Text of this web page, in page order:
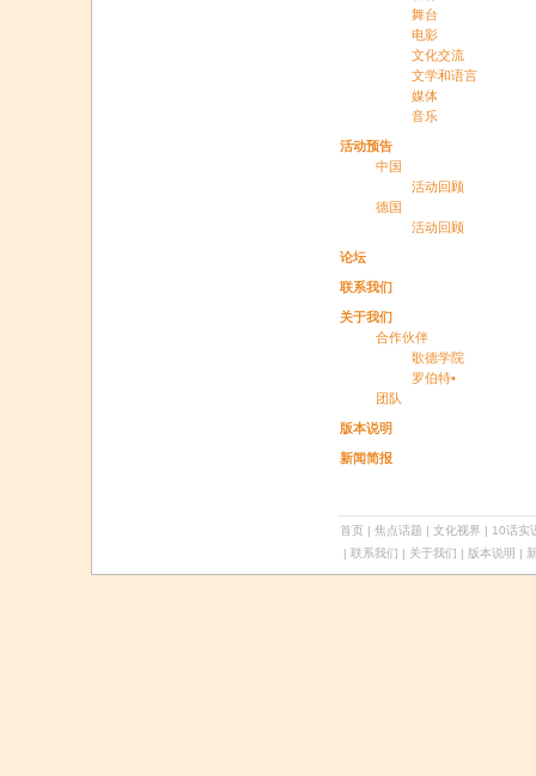
舞台
电影
文化交流
文学和语言
媒体
音乐
活动预告
中国
活动回顾
德国
活动回顾
论坛
联系我们
关于我们
合作伙伴
歌德学院
罗伯特•
团队
版本说明
新闻简报
首页 | 焦点话题 | 文化视界 | 10话实
| 联系我们 | 关于我们 | 版本说明 |